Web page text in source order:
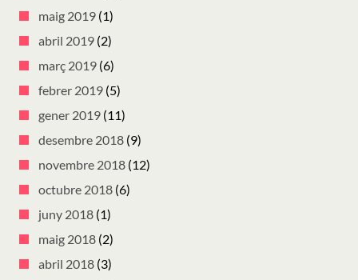
maig 2019 (1)
abril 2019 (2)
març 2019 (6)
febrer 2019 (5)
gener 2019 (11)
desembre 2018 (9)
novembre 2018 (12)
octubre 2018 (6)
juny 2018 (1)
maig 2018 (2)
abril 2018 (3)